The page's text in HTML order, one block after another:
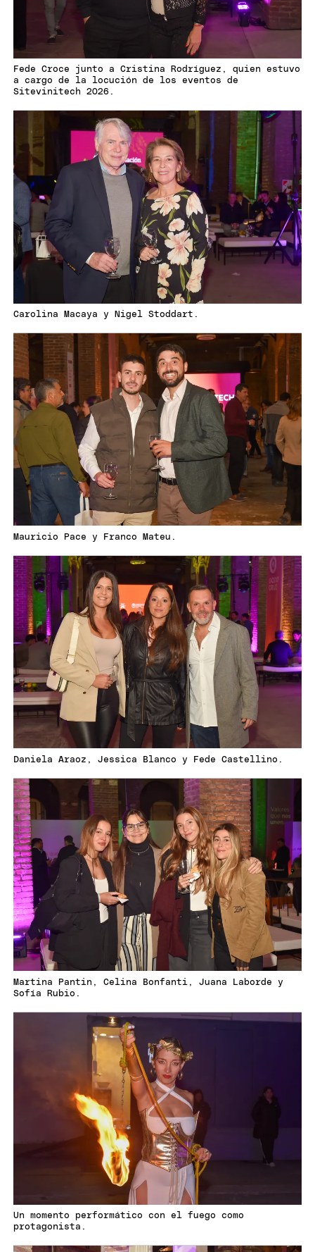
Fede Croce junto a Cristina Rodríguez, quien estuvo
a cargo de la locución de los eventos de
Sitevinitech 2026.
Carolina Macaya y Nigel Stoddart.
Mauricio Pace y Franco Mateu.
Daniela Araoz, Jessica Blanco y Fede Castellino.
Martina Pantin, Celina Bonfanti, Juana Laborde y
Sofía Rubio.
Un momento performático con el fuego como
protagonista.